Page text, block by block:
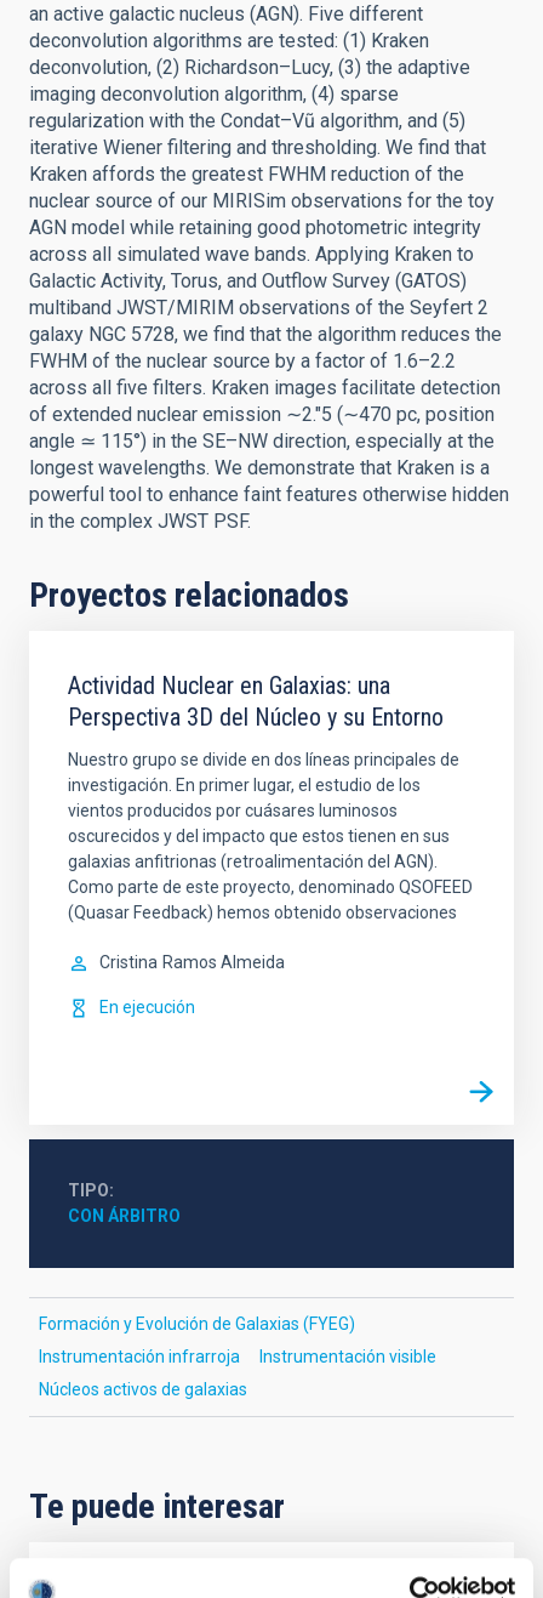
an active galactic nucleus (AGN). Five different
deconvolution algorithms are tested: (1) Kraken
deconvolution, (2) Richardson–Lucy, (3) the adaptive
imaging deconvolution algorithm, (4) sparse
regularization with the Condat–Vũ algorithm, and (5)
iterative Wiener filtering and thresholding. We find that
Kraken affords the greatest FWHM reduction of the
nuclear source of our MIRISim observations for the toy
AGN model while retaining good photometric integrity
across all simulated wave bands. Applying Kraken to
Galactic Activity, Torus, and Outflow Survey (GATOS)
multiband JWST/MIRIM observations of the Seyfert 2
galaxy NGC 5728, we find that the algorithm reduces the
FWHM of the nuclear source by a factor of 1.6–2.2
across all five filters. Kraken images facilitate detection
of extended nuclear emission ∼2.″5 (∼470 pc, position
angle ≃ 115°) in the SE–NW direction, especially at the
longest wavelengths. We demonstrate that Kraken is a
powerful tool to enhance faint features otherwise hidden
in the complex JWST PSF.
Proyectos relacionados
Actividad Nuclear en Galaxias: una
Perspectiva 3D del Núcleo y su Entorno
Nuestro grupo se divide en dos líneas principales de
investigación. En primer lugar, el estudio de los
vientos producidos por cuásares luminosos
oscurecidos y del impacto que estos tienen en sus
galaxias anfitrionas (retroalimentación del AGN).
Como parte de este proyecto, denominado QSOFEED
(Quasar Feedback) hemos obtenido observaciones
Cristina Ramos Almeida
En ejecución
TIPO
CON ÁRBITRO
Formación y Evolución de Galaxias (FYEG)
Instrumentación infrarroja
Instrumentación visible
Núcleos activos de galaxias
Te puede interesar